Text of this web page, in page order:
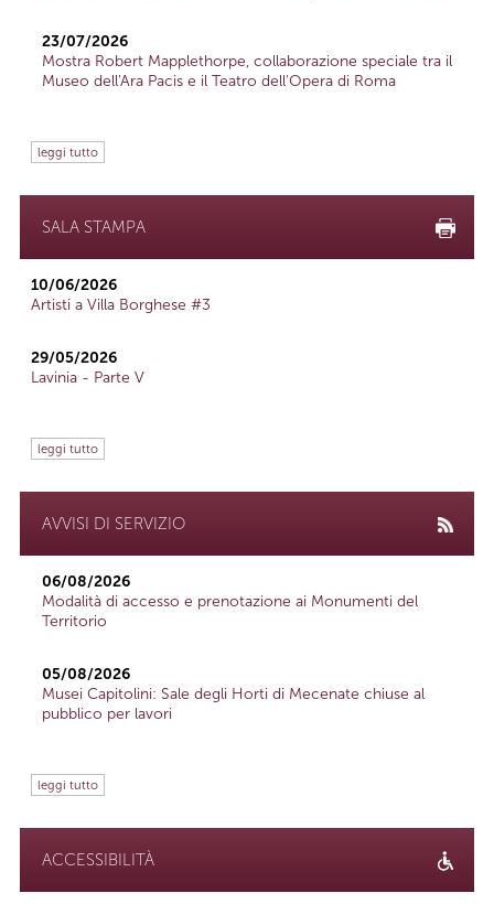
23/07/2026
Mostra Robert Mapplethorpe, collaborazione speciale tra il
Museo dell'Ara Pacis e il Teatro dell'Opera di Roma
leggi tutto
SALA STAMPA
10/06/2026
Artisti a Villa Borghese #3
29/05/2026
Lavinia - Parte V
leggi tutto
AVVISI DI SERVIZIO
06/08/2026
Modalità di accesso e prenotazione ai Monumenti del
Territorio
05/08/2026
Musei Capitolini: Sale degli Horti di Mecenate chiuse al
pubblico per lavori
leggi tutto
ACCESSIBILITÀ